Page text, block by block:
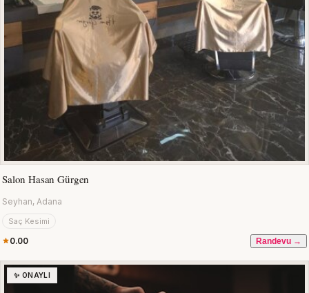
Salon Hasan Gürgen
Seyhan, Adana
Saç Kesimi
0.00 Randevu →
✨ ONAYLI